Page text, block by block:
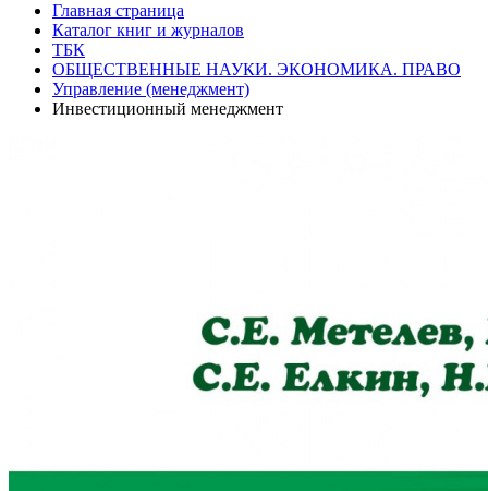
Главная страница
Каталог книг и журналов
ТБК
ОБЩЕСТВЕННЫЕ НАУКИ. ЭКОНОМИКА. ПРАВО
Управление (менеджмент)
Инвестиционный менеджмент